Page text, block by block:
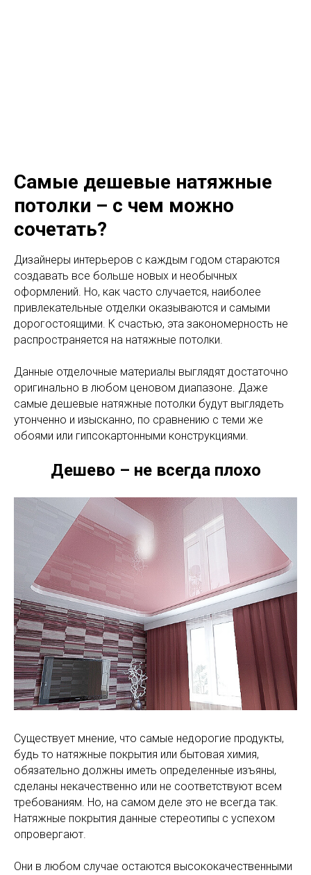
Самые дешевые натяжные
потолки – с чем можно
сочетать?
Дизайнеры интерьеров с каждым годом стараются
создавать все больше новых и необычных
оформлений. Но, как часто случается, наиболее
привлекательные отделки оказываются и самыми
дорогостоящими. К счастью, эта закономерность не
распространяется на натяжные потолки.
Данные отделочные материалы выглядят достаточно
оригинально в любом ценовом диапазоне. Даже
самые дешевые натяжные потолки будут выглядеть
утонченно и изысканно, по сравнению с теми же
обоями или гипсокартонными конструкциями.
Дешево – не всегда плохо
Существует мнение, что самые недорогие продукты,
будь то натяжные покрытия или бытовая химия,
обязательно должны иметь определенные изъяны,
сделаны некачественно или не соответствуют всем
требованиям. Но, на самом деле это не всегда так.
Натяжные покрытия данные стереотипы с успехом
опровергают.
Они в любом случае остаются высококачественными